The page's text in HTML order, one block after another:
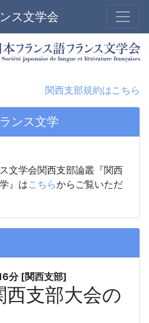
ス文学会
関西支部規約はこちら
ンス文学
文学会関西支部論叢『関西
』はこちらからご覧いただ
分 [関西支部]
支部大会の